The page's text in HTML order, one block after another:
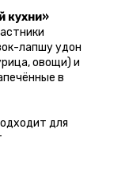
кухни»
лапшу удон
овощи) и
в
для